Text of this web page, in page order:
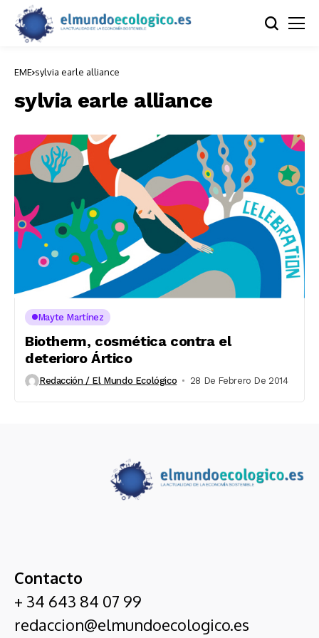
EME sylvia earle alliance
sylvia earle alliance
Mayte Martínez
Biotherm, cosmética contra el
deterioro Ártico
Redacción / El Mundo Ecológico 28 De Febrero De 2014
Contacto
+ 34 643 84 07 99
redaccion@elmundoecologico.es